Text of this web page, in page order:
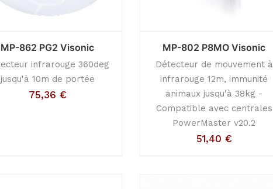
MP-862 PG2 Visonic
infrarouge 360deg
jusqu'à 10m de portée
75,36 €
MP-802 P8MO Visonic
Détecteur de mouvement à
infrarouge 12m, immunité
animaux jusqu'à 38kg -
Compatible avec centrales
PowerMaster v20.2
51,40 €